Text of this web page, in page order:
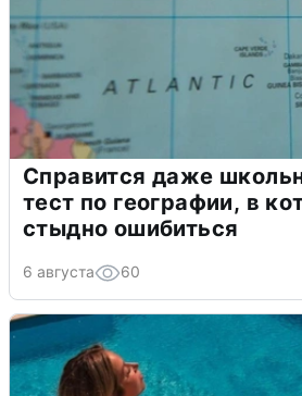
Справится даже
тест по географии, в
стыдно ошибиться
6 августа 60